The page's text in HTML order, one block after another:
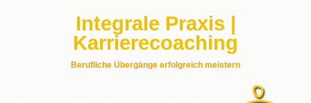
Integrale Praxis |
Karrierecoaching
Berufliche Übergänge erfolgreich meistern